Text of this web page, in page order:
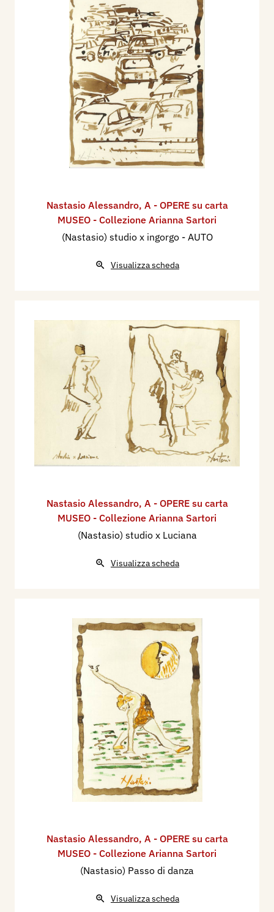
Nastasio Alessandro, A - OPERE su carta
MUSEO - Collezione Arianna Sartori
(Nastasio) studio x ingorgo - AUTO
Visualizza scheda
Nastasio Alessandro, A - OPERE su carta
MUSEO - Collezione Arianna Sartori
(Nastasio) studio x Luciana
Visualizza scheda
Nastasio Alessandro, A - OPERE su carta
MUSEO - Collezione Arianna Sartori
(Nastasio) Passo di danza
Visualizza scheda